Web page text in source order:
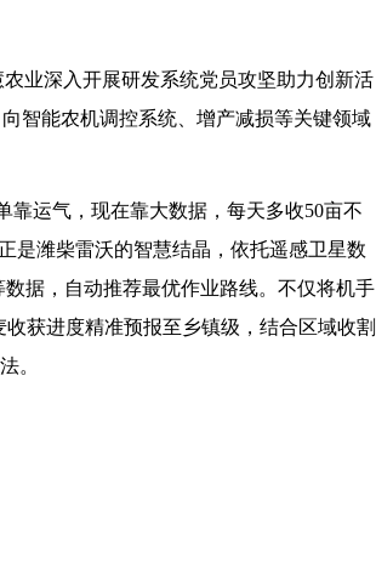
业深入开展研发系统党员攻坚助力创新活
智能农机调控系统、增产减损等关键领域
靠运气，现在靠大数据，每天多收50亩不
是潍柴雷沃的智慧结晶，依托遥感卫星数
据，自动推荐最优作业路线。不仅将机手
获进度精准预报至乡镇级，结合区域收割
。